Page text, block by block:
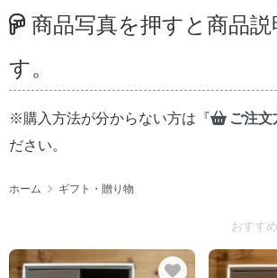
商品写真を押すと商品説
す。
※購入方法が分からない方は『 ご注文
ださい。
ホーム ギフト・贈り物
おすす